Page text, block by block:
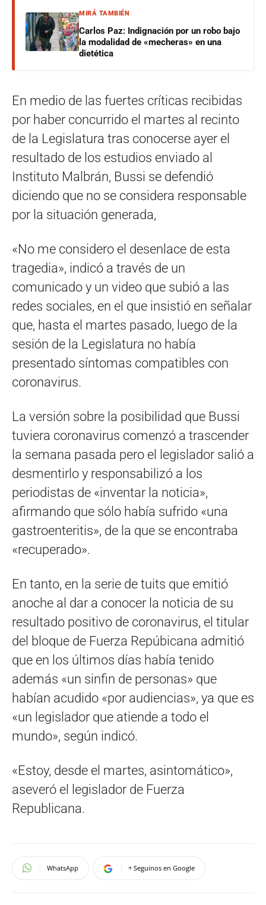
MIRÁ TAMBIÉN
Carlos Paz: Indignación por un robo bajo
la modalidad de «mecheras» en una
dietética
En medio de las fuertes críticas recibidas
por haber concurrido el martes al recinto
de la Legislatura tras conocerse ayer el
resultado de los estudios enviado al
Instituto Malbrán, Bussi se defendió
diciendo que no se considera responsable
por la situación generada,
«No me considero el desenlace de esta
tragedia», indicó a través de un
comunicado y un video que subió a las
redes sociales, en el que insistió en señalar
que, hasta el martes pasado, luego de la
sesión de la Legislatura no había
presentado síntomas compatibles con
coronavirus.
La versión sobre la posibilidad que Bussi
tuviera coronavirus comenzó a trascender
la semana pasada pero el legislador salió a
desmentirlo y responsabilizó a los
periodistas de «inventar la noticia»,
afirmando que sólo había sufrido «una
gastroenteritis», de la que se encontraba
«recuperado».
En tanto, en la serie de tuits que emitió
anoche al dar a conocer la noticia de su
resultado positivo de coronavirus, el titular
del bloque de Fuerza Repúbicana admitió
que en los últimos días había tenido
además «un sinfin de personas» que
habían acudido «por audiencias», ya que es
«un legislador que atiende a todo el
mundo», según indicó.
«Estoy, desde el martes, asintomático»,
aseveró el legislador de Fuerza
Republicana.
WhatsApp + Seguinos en Google